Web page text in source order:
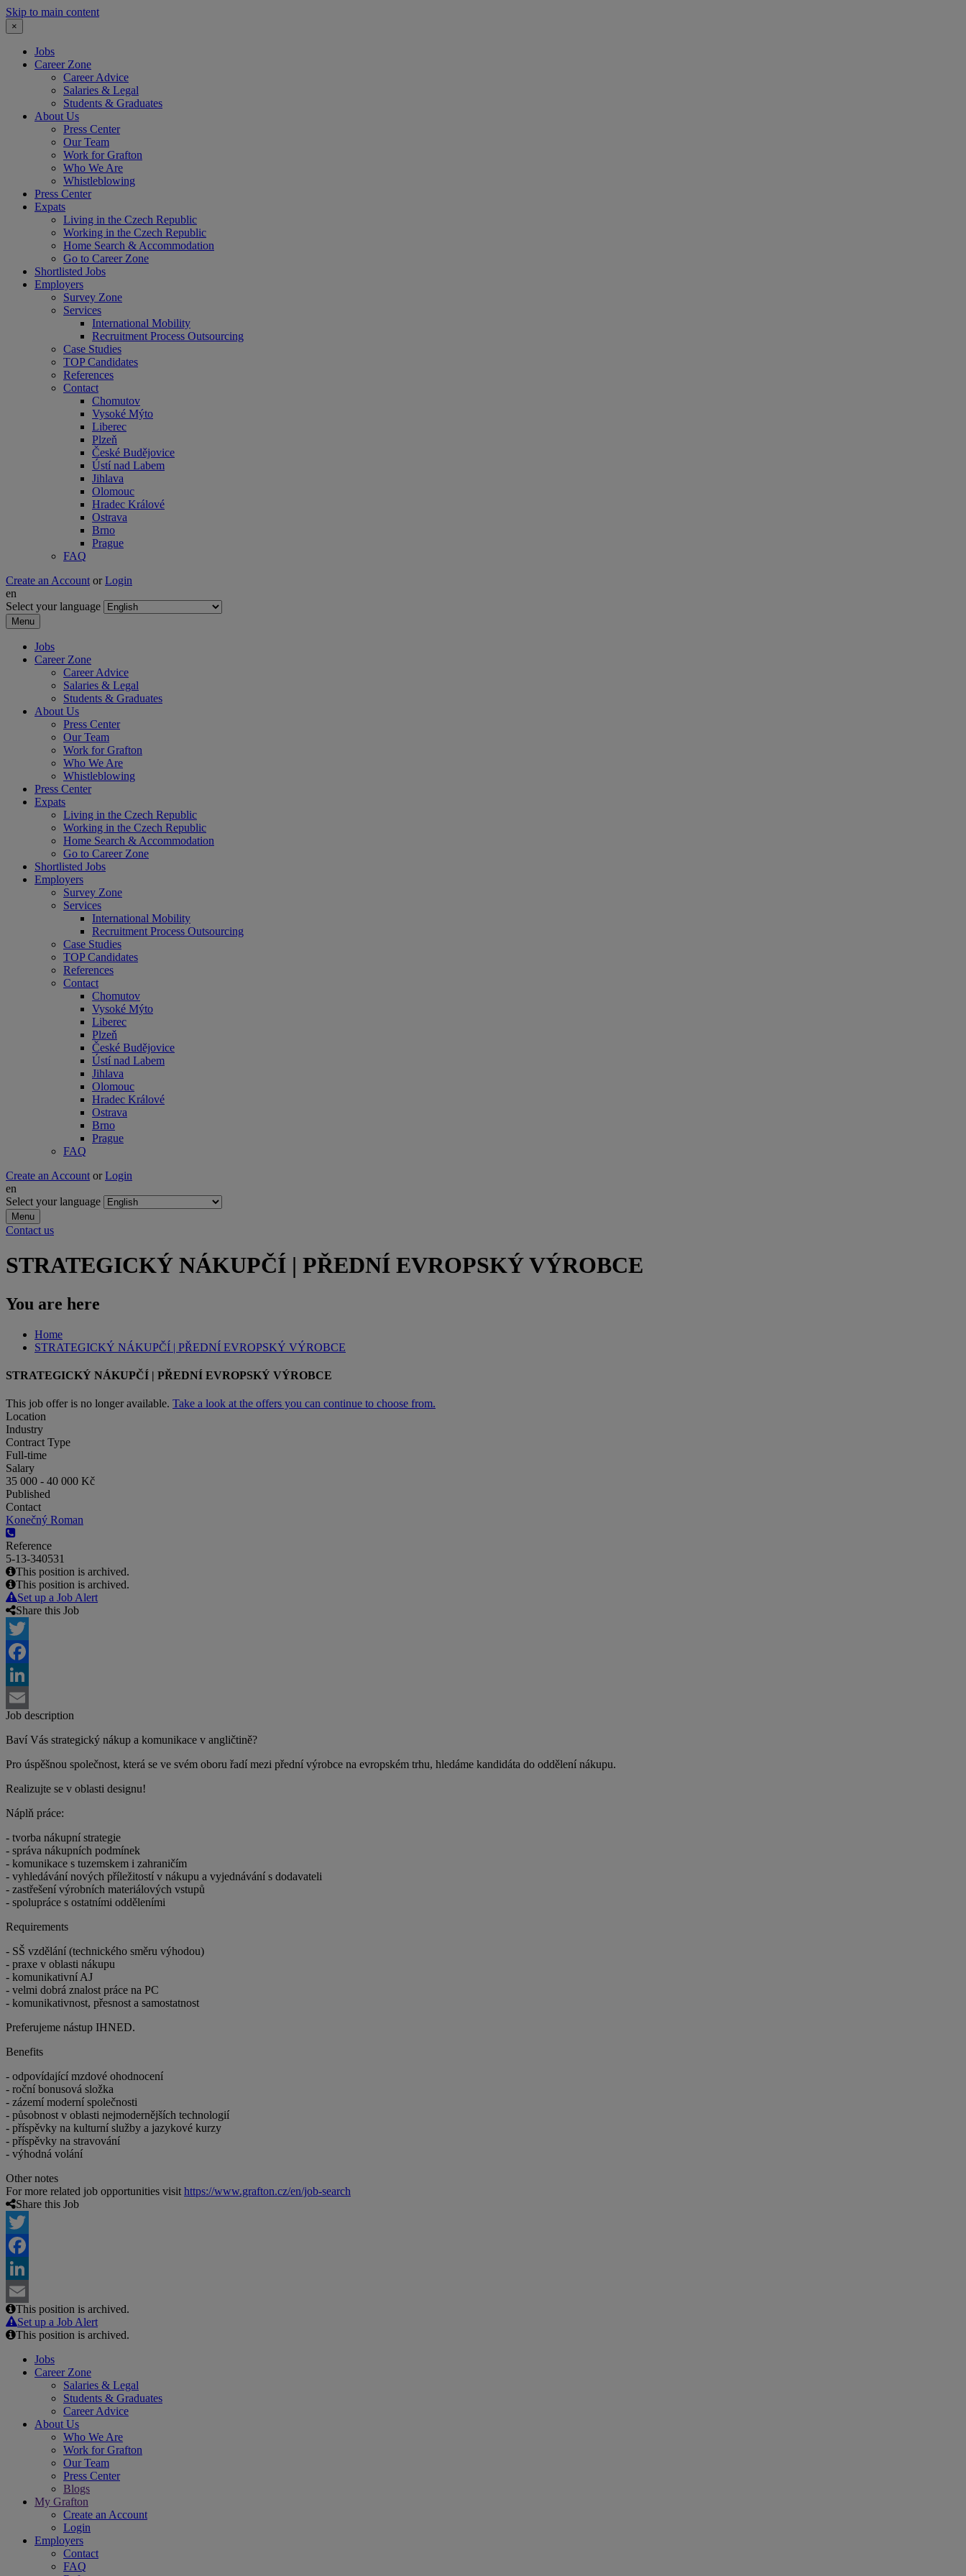
Skip to main content
×
Jobs
Career Zone
Career Advice
Salaries & Legal
Students & Graduates
About Us
Press Center
Our Team
Work for Grafton
Who We Are
Whistleblowing
Press Center
Expats
Living in the Czech Republic
Working in the Czech Republic
Home Search & Accommodation
Go to Career Zone
Shortlisted Jobs
Employers
Survey Zone
Services
International Mobility
Recruitment Process Outsourcing
Case Studies
TOP Candidates
References
Contact
Chomutov
Vysoké Mýto
Liberec
Plzeň
České Budějovice
Ústí nad Labem
Jihlava
Olomouc
Hradec Králové
Ostrava
Brno
Prague
FAQ
Create an Account or Login
en
Select your language
Menu
Jobs
Career Zone
Career Advice
Salaries & Legal
Students & Graduates
About Us
Press Center
Our Team
Work for Grafton
Who We Are
Whistleblowing
Press Center
Expats
Living in the Czech Republic
Working in the Czech Republic
Home Search & Accommodation
Go to Career Zone
Shortlisted Jobs
Employers
Survey Zone
Services
International Mobility
Recruitment Process Outsourcing
Case Studies
TOP Candidates
References
Contact
Chomutov
Vysoké Mýto
Liberec
Plzeň
České Budějovice
Ústí nad Labem
Jihlava
Olomouc
Hradec Králové
Ostrava
Brno
Prague
FAQ
Create an Account or Login
en
Select your language
Menu
Contact us
STRATEGICKÝ NÁKUPČÍ | PŘEDNÍ EVROPSKÝ VÝROBCE
You are here
Home
STRATEGICKÝ NÁKUPČÍ | PŘEDNÍ EVROPSKÝ VÝROBCE
STRATEGICKÝ NÁKUPČÍ | PŘEDNÍ EVROPSKÝ VÝROBCE
This job offer is no longer available. Take a look at the offers you can continue to choose from.
Location
Industry
Contract Type
Full-time
Salary
35 000 - 40 000 Kč
Published
Contact
Konečný Roman
Reference
5-13-340531
This position is archived.
This position is archived.
Set up a Job Alert
Share this Job
Twitter
Facebook
LinkedIn
Email
Job description
Baví Vás strategický nákup a komunikace v angličtině?
Pro úspěšnou společnost, která se ve svém oboru řadí mezi přední výrobce na evropském trhu, hledáme kandidáta do oddělení nákupu.
Realizujte se v oblasti designu!
Náplň práce:
- tvorba nákupní strategie
- správa nákupních podmínek
- komunikace s tuzemskem i zahraničím
- vyhledávání nových příležitostí v nákupu a vyjednávání s dodavateli
- zastřešení výrobních materiálových vstupů
- spolupráce s ostatními odděleními
Requirements
- SŠ vzdělání (technického směru výhodou)
- praxe v oblasti nákupu
- komunikativní AJ
- velmi dobrá znalost práce na PC
- komunikativnost, přesnost a samostatnost
Preferujeme nástup IHNED.
Benefits
- odpovídající mzdové ohodnocení
- roční bonusová složka
- zázemí moderní společnosti
- působnost v oblasti nejmodernějších technologií
- příspěvky na kulturní služby a jazykové kurzy
- příspěvky na stravování
- výhodná volání
Other notes
For more related job opportunities visit https://www.grafton.cz/en/job-search
Share this Job
Twitter
Facebook
LinkedIn
Email
This position is archived.
Set up a Job Alert
This position is archived.
Jobs
Career Zone
Salaries & Legal
Students & Graduates
Career Advice
About Us
Who We Are
Work for Grafton
Our Team
Press Center
Blogs
My Grafton
Create an Account
Login
Employers
Contact
FAQ